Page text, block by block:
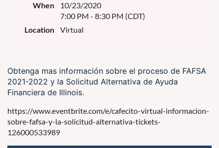
When
10/23/2020
7:00 PM - 8:30 PM (CDT)
Location
Virtual
Obtenga mas información sobre el proceso de FAFSA
2021-2022 y la Solicitud Alternativa de Ayuda
Financiera de Illinois.
https://www.eventbrite.com/e/cafecito-virtual-informacion-
sobre-fafsa-y-la-solicitud-alternativa-tickets-
126000533989